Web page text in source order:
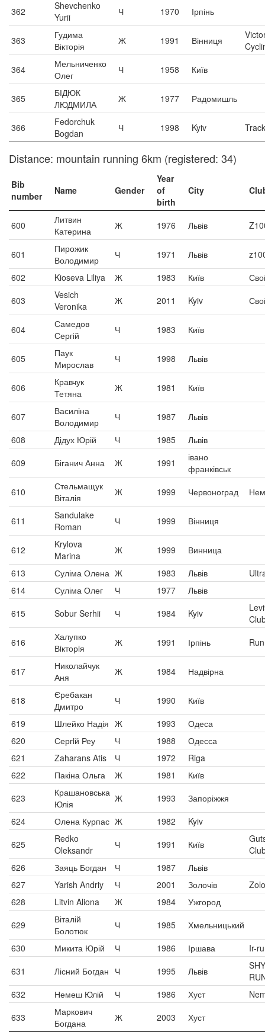
362
Shevchenko
Yurii
Ч 1970 Ірпінь
363
Гудима
Вікторія
Ж 1991 Вінниця
364
Мельниченко
Олег
Ч 1958 Київ
365
БІДЮК
ЛЮДМИЛА
Ж 1977 Радомишль
366
Fedorchuk
Bogdan
Ч 1998 Kyiv
Distance: mountain running 6km (registered: 34)
Bib
number
Name Gender
Year
of
birth
City
600
Литвин
Катерина
Ж 1976 Львів
601
Пирожик
Володимир
Ч 1971 Львів
602
Kioseva Liliya Ж 1983 Київ
603
Vesich
Veronika
Ж 2011 Kyiv
604
Самедов
Сергій
Ч 1983 Київ
605
Паук
Мирослав
Ч 1998 Львів
606
Кравчук
Тетяна
Ж 1981 Київ
607
Василіна
Володимир
Ч 1987
Львів
608
Дідух Юрій Ч 1985
Львів
609
Біганич Анна Ж 1991
івано
франківськ
610
Стельмащук
Віталія
Ж 1999 Червоноград
611
Sandulake
Roman
Ч 1999 Вінниця
612
Krylova
Marina
Ж 1999
Винница
613
Суліма Олена Ж 1983 Львів
614
Суліма Олег Ч 1977
Львів
615
Sobur Serhii Ч 1984 Kyiv
616
Халупко
Вiкторiя
Ж 1991 Ірпінь
617
Николайчук
Аня
Ж 1984 Надвірна
618
Єребакан
Дмитро
Ч 1990
Київ
619
Шлейко Надія Ж 1993
Одеса
620
Сергiй Реу Ч 1988
Одесса
621
Zaharans Atis Ч 1972
Riga
622
Пакіна Ольга Ж 1981
Київ
623
Крашановська
Юлія
Ж 1993
Запоріжжя
624
Олена Курпас Ж 1982
Kyiv
625
Redko
Oleksandr
Ч 1991 Київ
626
Заяць Богдан Ч 1987
Львів
627
Yarish Andriy Ч 2001 Золочів
628
Litvin Aliona Ж 1984
Ужгород
629
Віталій
Болотюк
Ч 1985
Хмельницький
630
Микита Юрій Ч 1986 Іршава
Ir-
631
Лісний Богдан Ч 1995 Львів
632
Немеш Юлій Ч 1986 Хуст
633
Маркович
Богдана
Ж 2003 Хуст